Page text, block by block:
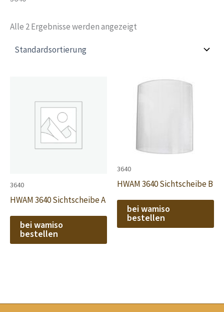
Alle 2 Ergebnisse werden angezeigt
3640
HWAM 3640 Sichtscheibe A
bei wamiso
bestellen
3640
HWAM 3640 Sichtscheibe B
bei wamiso
bestellen